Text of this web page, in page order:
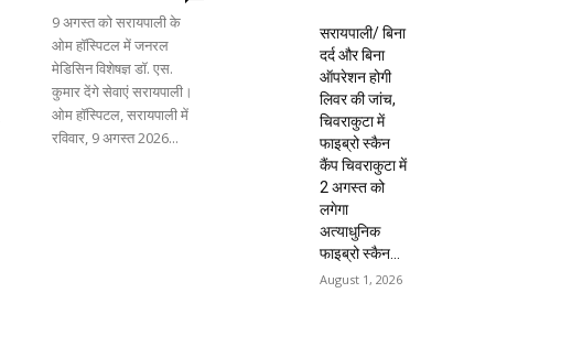
9 अगस्त को सरायपाली के
ओम हॉस्पिटल में जनरल
मेडिसिन विशेषज्ञ डॉ. एस.
कुमार देंगे सेवाएं सरायपाली।
ओम हॉस्पिटल, सरायपाली में
रविवार, 9 अगस्त 2026...
सरायपाली/ बिना
दर्द और बिना
ऑपरेशन होगी
लिवर की जांच,
चिवराकुटा में
फाइब्रो स्कैन
कैंप चिवराकुटा में
2 अगस्त को
लगेगा
अत्याधुनिक
फाइब्रो स्कैन...
August 1, 2026